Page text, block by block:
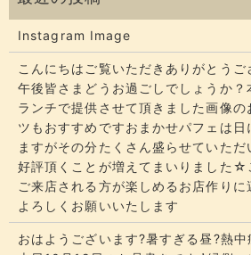
Instagram Image
こんにちはご覧いただきありがとう
午後皆さまどうお過ごしでしょうか
ランチで提供させて頂きました画像
ツもおすすめですおまかせパフェは日
ますがその分たくさん盛らせていた
好評頂くことが増えてまいりました☆​​
ご来店される方が楽しめるお店作り
よろしくお願いいたします
おはようございます?暑すぎる昼?熱